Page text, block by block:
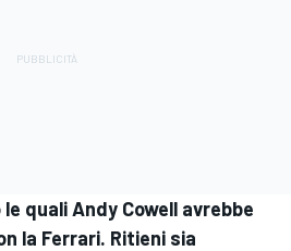
quali Andy Cowell avrebbe
la Ferrari. Ritieni sia